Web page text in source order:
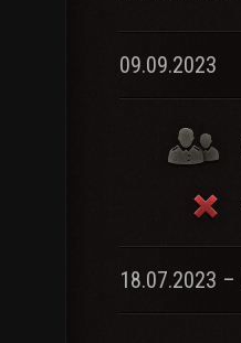
09.09.2023
18.07.2023